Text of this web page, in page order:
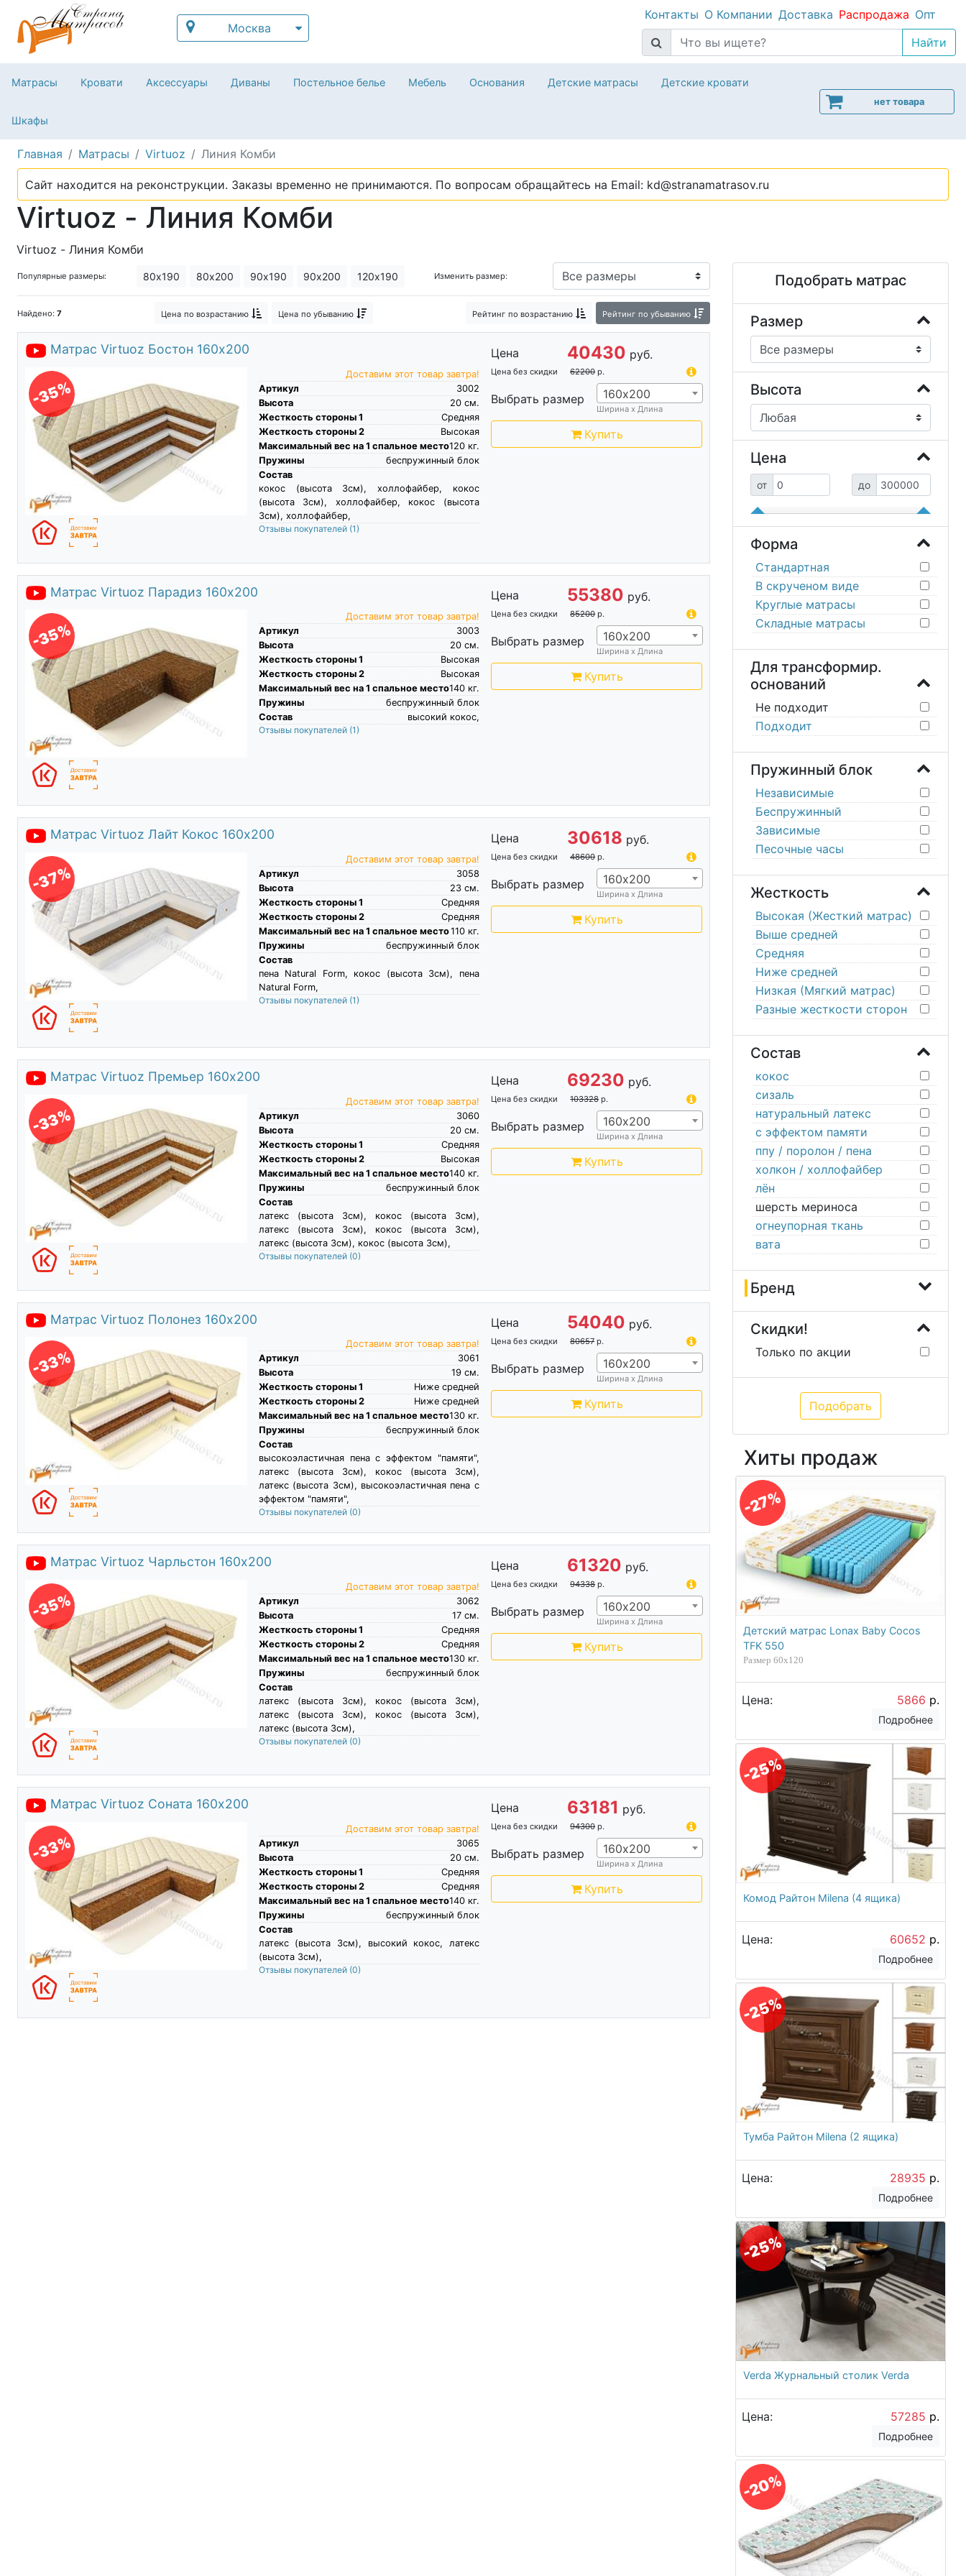
Москва
Контакты О Компании Доставка Распродажа Опт
Матрасы Кровати Аксессуары Диваны Постельное белье Мебель Основания Детские матрасы Детские кровати
Шкафы
нет товара
Главная Матрасы Virtuoz Линия Комби
Сайт находится на реконструкции. Заказы временно не принимаются. По вопросам обращайтесь на Email: kd@stranamatrasov.ru
Virtuoz - Линия Комби
Virtuoz - Линия Комби
Популярные размеры: 80х190 80х200 90х190 90х200 120х190 Изменить размер:
Найдено: 7 Цена по возрастанию Цена по убыванию Рейтинг по возрастанию Рейтинг по убыванию
Матрас Virtuoz Бостон 160х200
-35%
Доставим этот товар завтра!
Артикул
3002
Высота
см.
20
Жесткость стороны 1
Средняя
Жесткость стороны 2
Высокая
Максимальный вес на 1 спальное место
кг.
120
Пружины
беспружинный блок
Состав
кокос (высота 3см), холлофайбер, кокос
(высота 3см), холлофайбер, кокос (высота
3см), холлофайбер,
Отзывы покупателей (1)
Цена 40430 руб.
Цена без скидки 62200 р.
Выбрать размер 160х200
Ширина х Длина
Купить
Матрас Virtuoz Парадиз 160х200
-35%
Доставим этот товар завтра!
Артикул
3003
Высота
см.
20
Жесткость стороны 1
Высокая
Жесткость стороны 2
Высокая
Максимальный вес на 1 спальное место
кг.
140
Пружины
беспружинный блок
Состав
высокий кокос,
Отзывы покупателей (1)
Цена 55380 руб.
Цена без скидки 85200 р.
Выбрать размер 160х200
Ширина х Длина
Купить
Матрас Virtuoz Лайт Кокос 160х200
-37%
Доставим этот товар завтра!
Артикул
3058
Высота
см.
23
Жесткость стороны 1
Средняя
Жесткость стороны 2
Средняя
Максимальный вес на 1 спальное место
кг.
110
Пружины
беспружинный блок
Состав
пена Natural Form, кокос (высота 3см), пена
Natural Form,
Отзывы покупателей (1)
Цена 30618 руб.
Цена без скидки 48600 р.
Выбрать размер 160х200
Ширина х Длина
Купить
Матрас Virtuoz Премьер 160х200
-33%
Доставим этот товар завтра!
Артикул
3060
Высота
см.
20
Жесткость стороны 1
Средняя
Жесткость стороны 2
Высокая
Максимальный вес на 1 спальное место
кг.
140
Пружины
беспружинный блок
Состав
латекс (высота 3см), кокос (высота 3см),
латекс (высота 3см), кокос (высота 3см),
латекс (высота 3см), кокос (высота 3см),
Отзывы покупателей (0)
Цена 69230 руб.
Цена без скидки 103328 р.
Выбрать размер 160х200
Ширина х Длина
Купить
Матрас Virtuoz Полонез 160х200
-33%
Доставим этот товар завтра!
Артикул
3061
Высота
см.
19
Жесткость стороны 1
Ниже средней
Жесткость стороны 2
Ниже средней
Максимальный вес на 1 спальное место
кг.
130
Пружины
беспружинный блок
Состав
высокоэластичная пена c эффектом "памяти",
латекс (высота 3см), кокос (высота 3см),
латекс (высота 3см), высокоэластичная пена c
эффектом "памяти",
Отзывы покупателей (0)
Цена 54040 руб.
Цена без скидки 80657 р.
Выбрать размер 160х200
Ширина х Длина
Купить
Матрас Virtuoz Чарльстон 160х200
-35%
Доставим этот товар завтра!
Артикул
3062
Высота
см.
17
Жесткость стороны 1
Средняя
Жесткость стороны 2
Средняя
Максимальный вес на 1 спальное место
кг.
130
Пружины
беспружинный блок
Состав
латекс (высота 3см), кокос (высота 3см),
латекс (высота 3см), кокос (высота 3см),
латекс (высота 3см),
Отзывы покупателей (0)
Цена 61320 руб.
Цена без скидки 94338 р.
Выбрать размер 160х200
Ширина х Длина
Купить
Матрас Virtuoz Соната 160х200
-33%
Доставим этот товар завтра!
Артикул
3065
Высота
см.
20
Жесткость стороны 1
Средняя
Жесткость стороны 2
Средняя
Максимальный вес на 1 спальное место
кг.
140
Пружины
беспружинный блок
Состав
латекс (высота 3см), высокий кокос, латекс
(высота 3см),
Отзывы покупателей (0)
Цена 63181 руб.
Цена без скидки 94300 р.
Выбрать размер 160х200
Ширина х Длина
Купить
Подобрать матрас
Размер
Высота
Цена
от до
Форма
Стандартная
В скрученом виде
Круглые матрасы
Складные матрасы
Для трансформир.
оснований
Не подходит
Подходит
Пружинный блок
Независимые
Беспружинный
Зависимые
Песочные часы
Жесткость
Высокая (Жесткий матрас)
Выше средней
Средняя
Ниже средней
Низкая (Мягкий матрас)
Разные жесткости сторон
Состав
кокос
сизаль
натуральный латекс
с эффектом памяти
ппу / поролон / пена
холкон / холлофайбер
лён
шерсть мериноса
огнеупорная ткань
вата
Бренд
Скидки!
Только по акции
Хиты продаж
-27%
Детский матрас Lonax Baby Cocos
TFK 550
Размер 60х120
Цена: 5866 р.
Подробнее
-25%
Комод Райтон Milena (4 ящика)
Цена: 60652 р.
Подробнее
-25%
Тумба Райтон Milena (2 ящика)
Цена: 28935 р.
Подробнее
-25%
Verda Журнальный столик Verda
Цена: 57285 р.
Подробнее
-20%